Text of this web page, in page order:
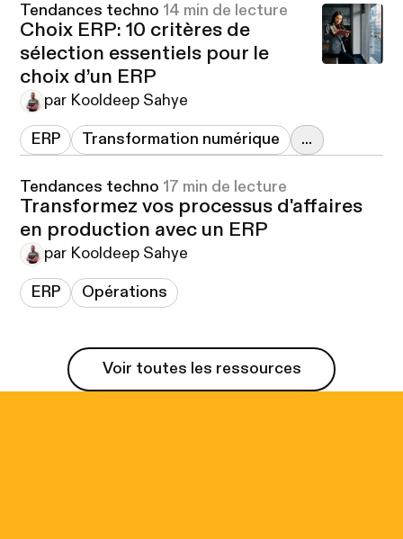
Tendances techno 14 min de lecture
Choix ERP: 10 critères de
sélection essentiels pour le
choix d’un ERP
par Kooldeep Sahye
ERP Transformation numérique ...
Tendances techno 17 min de lecture
Transformez vos processus d'affaires
en production avec un ERP
par Kooldeep Sahye
ERP Opérations
Voir toutes les ressources